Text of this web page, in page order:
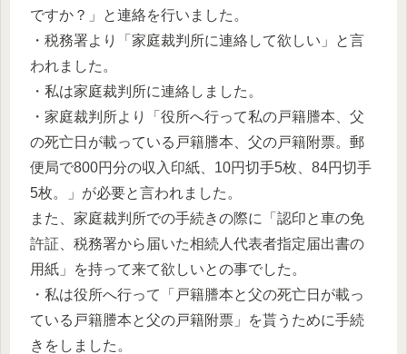
ですか？」と連絡を行いました。
・税務署より「家庭裁判所に連絡して欲しい」と言
われました。
・私は家庭裁判所に連絡しました。
・家庭裁判所より「役所へ行って私の戸籍謄本、父
の死亡日が載っている戸籍謄本、父の戸籍附票。郵
便局で800円分の収入印紙、10円切手5枚、84円切手
5枚。」が必要と言われました。
また、家庭裁判所での手続きの際に「認印と車の免
許証、税務署から届いた相続人代表者指定届出書の
用紙」を持って来て欲しいとの事でした。
・私は役所へ行って「戸籍謄本と父の死亡日が載っ
ている戸籍謄本と父の戸籍附票」を貰うために手続
きをしました。